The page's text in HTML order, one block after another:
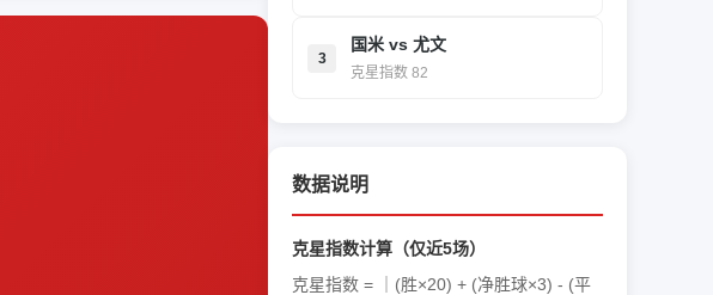
3
国米 vs 尤文
克星指数 82
数据说明
克星指数计算（仅近5场）
克星指数 = ｜(胜×20) + (净胜球×3) - (平